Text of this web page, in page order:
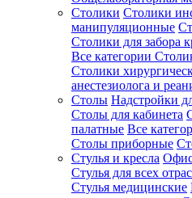
Столики Столики
манипуляционные
Столики для забора
Все категории
Столики
анестезиолога и
Столы Надстройки
Столы для кабинета
палатные Все
Столы приборные
Стулья и кресла
Стулья для всех
Стулья медицинские